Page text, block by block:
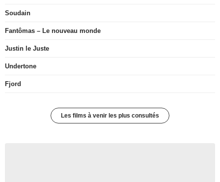
Soudain
Fantômas – Le nouveau monde
Justin le Juste
Undertone
Fjord
Les films à venir les plus consultés